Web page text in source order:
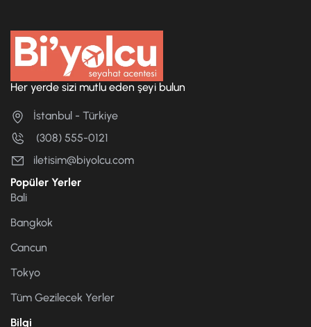
Her yerde sizi mutlu eden şeyi bulun
İstanbul - Türkiye
(308) 555-0121
iletisim@biyolcu.com
Popüler Yerler
Bali
Bangkok
Cancun
Tokyo
Tüm Gezilecek Yerler
Bilgi